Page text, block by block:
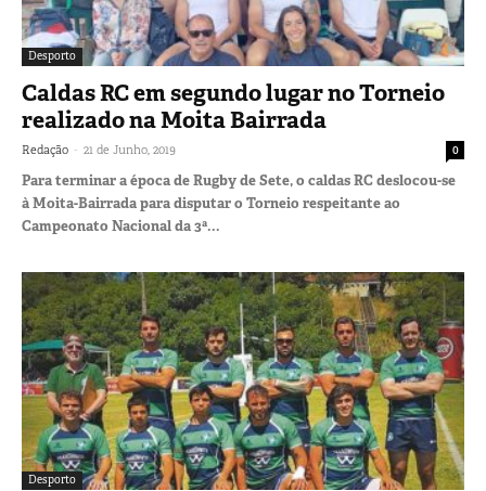
Desporto
Caldas RC em segundo lugar no Torneio
realizado na Moita Bairrada
Redação - 21 de Junho, 2019 0
Para terminar a época de Rugby de Sete, o caldas RC deslocou-se
à Moita-Bairrada para disputar o Torneio respeitante ao
Campeonato Nacional da 3ª...
Desporto